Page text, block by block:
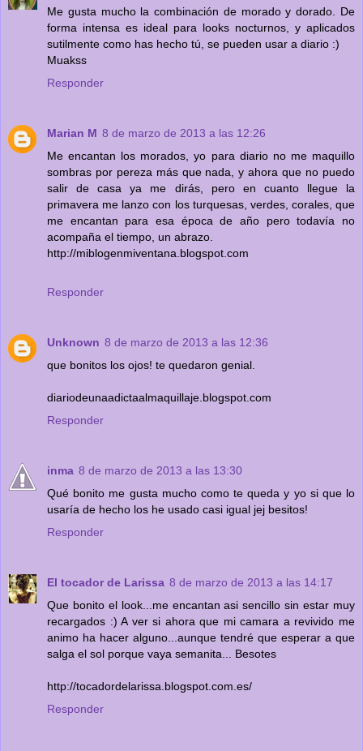
Me gusta mucho la combinación de morado y dorado. De
forma intensa es ideal para looks nocturnos, y aplicados
sutilmente como has hecho tú, se pueden usar a diario :)
Muakss
Responder
Marian M 8 de marzo de 2013 a las 12:26
Me encantan los morados, yo para diario no me maquillo
sombras por pereza más que nada, y ahora que no puedo
salir de casa ya me dirás, pero en cuanto llegue la
primavera me lanzo con los turquesas, verdes, corales, que
me encantan para esa época de año pero todavía no
acompaña el tiempo, un abrazo.
http://miblogenmiventana.blogspot.com
Responder
Unknown 8 de marzo de 2013 a las 12:36
que bonitos los ojos! te quedaron genial.
diariodeunaadictaalmaquillaje.blogspot.com
Responder
inma 8 de marzo de 2013 a las 13:30
Qué bonito me gusta mucho como te queda y yo si que lo
usaría de hecho los he usado casi igual jej besitos!
Responder
El tocador de Larissa 8 de marzo de 2013 a las 14:17
Que bonito el look...me encantan asi sencillo sin estar muy
recargados :) A ver si ahora que mi camara a revivido me
animo ha hacer alguno...aunque tendré que esperar a que
salga el sol porque vaya semanita... Besotes
http://tocadordelarissa.blogspot.com.es/
Responder